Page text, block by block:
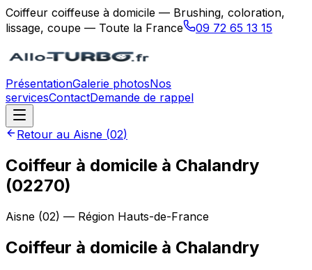
Coiffeur coiffeuse à domicile — Brushing, coloration,
lissage, coupe — Toute la France
09 72 65 13 15
PrésentationGalerie photosNos
servicesContactDemande de rappel
Retour au Aisne (02)
Coiffeur à domicile à Chalandry
(02270)
Aisne (02) — Région Hauts-de-France
Coiffeur à domicile à Chalandry